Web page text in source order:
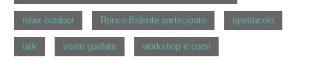
relax outdoor Ronco-Bidente partecipato spettacolo
talk visite guidate workshop e corsi